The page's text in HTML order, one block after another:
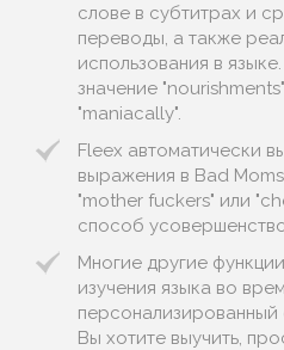
слове в субтитрах и
переводы, а также
использования в
значение
"maniacally".
Fleex автоматически
выражения в Bad
"mother fuckers" или
способ
Многие другие
изучения языка во
Вы хотите выучить,